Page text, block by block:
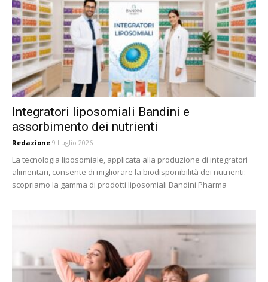
Integratori liposomiali Bandini e
assorbimento dei nutrienti
Redazione 9 Luglio 2026
La tecnologia liposomiale, applicata alla produzione di integratori
alimentari, consente di migliorare la biodisponibilità dei nutrienti:
scopriamo la gamma di prodotti liposomiali Bandini Pharma